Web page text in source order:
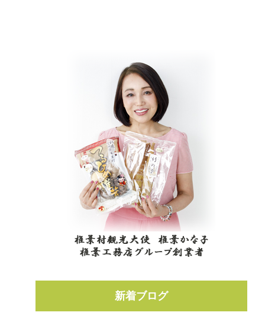
新着ブログ